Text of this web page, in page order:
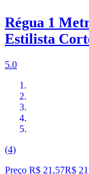
Régua 1
Estilista
5.0
(4)
Preço R$ 21,57R$ 21